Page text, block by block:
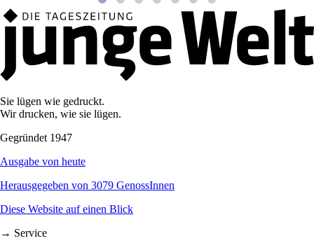
Sie lügen wie gedruckt.
Wir drucken, wie sie lügen.
Gegründet 1947
Ausgabe von heute
Herausgegeben von 3079 GenossInnen
Diese Website auf einen Blick
→ Service